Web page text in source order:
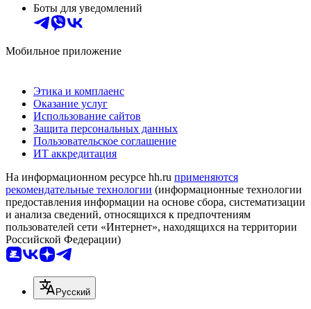
Боты для уведомлений
Мобильное приложение
Этика и комплаенс
Оказание услуг
Использование сайтов
Защита персональных данных
Пользовательское соглашение
ИТ аккредитация
На информационном ресурсе hh.ru применяются
рекомендательные технологии (информационные технологии
предоставления информации на основе сбора, систематизации
и анализа сведений, относящихся к предпочтениям
пользователей сети «Интернет», находящихся на территории
Российской Федерации)
Русский